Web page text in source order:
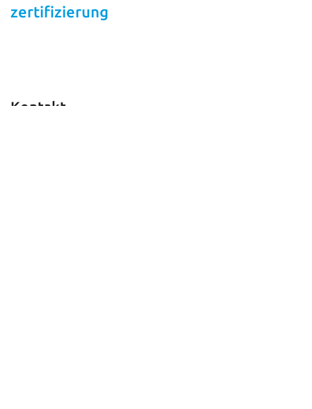
zertifizierung
Kontakt